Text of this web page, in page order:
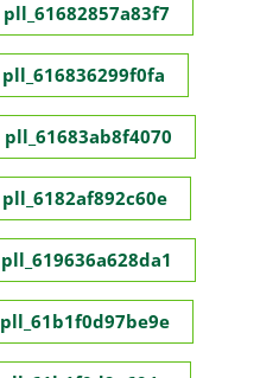
pll_61682857a83f7
pll_616836299f0fa
pll_61683ab8f4070
pll_6182af892c60e
pll_619636a628da1
pll_61b1f0d97be9e